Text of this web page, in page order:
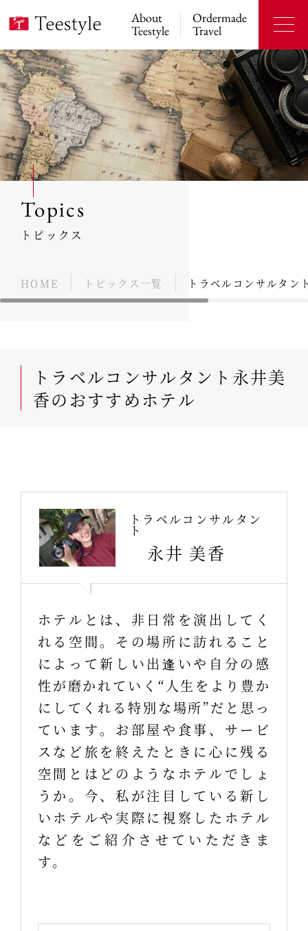
About
Teestyle
Ordermade
Travel
Topics
トピックス
HOME トピックス一覧 トラベルコンサルタン
トラベルコンサルタント永井美
香のおすすめホテル
トラベルコンサルタン
ト
永井 美香
ホテルとは、非日常を演出してく
れる空間。その場所に訪れること
によって新しい出逢いや自分の感
性が磨かれていく“人生をより豊か
にしてくれる特別な場所”だと思っ
ています。お部屋や食事、サービ
スなど旅を終えたときに心に残る
空間とはどのようなホテルでしょ
うか。今、私が注目している新し
いホテルや実際に視察したホテル
などをご紹介させていただきま
す。